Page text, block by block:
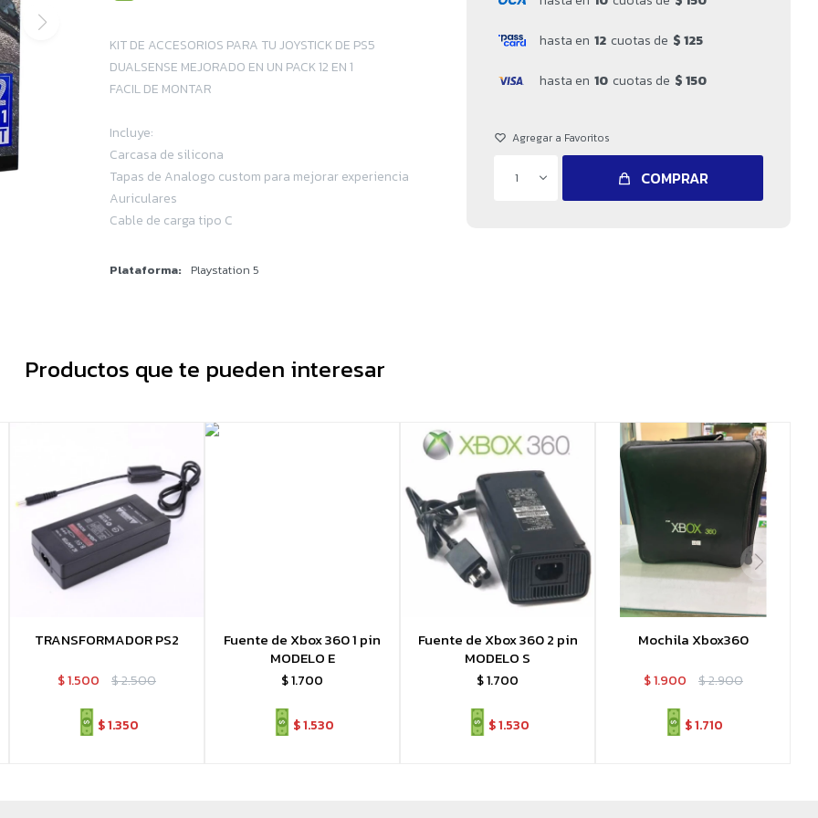
KIT DE ACCESORIOS PARA TU JOYSTICK DE PS5
DUALSENSE MEJORADO EN UN PACK 12 EN 1
FACIL DE MONTAR
Incluye:
Carcasa de silicona
Tapas de Analogo custom para mejorar experiencia
Auriculares
Cable de carga tipo C
Plataforma Playstation 5
hasta en 12 cuotas de $ 125
hasta en 10 cuotas de $ 150
1 COMPRAR
Productos que te pueden interesar
TRANSFORMADOR PS2
$1.500 $2.500
$1.350
Fuente de Xbox 360 1 pin
MODELO E
$1.700
$1.530
Fuente de Xbox 360 2 pin
MODELO S
$1.700
$1.530
Mochila Xbox360
$1.900 $2.900
$1.710